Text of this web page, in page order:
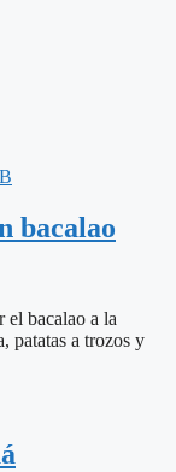
bacalao
el bacalao a la
patatas a trozos y